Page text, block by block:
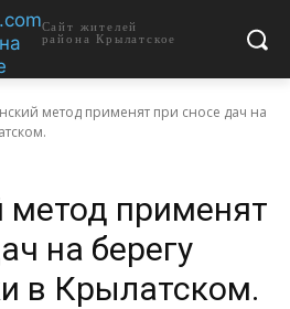
Сайт жителей
района Крылатское
метод применят при сносе дач на
метод применят
на берегу
в Крылатском.